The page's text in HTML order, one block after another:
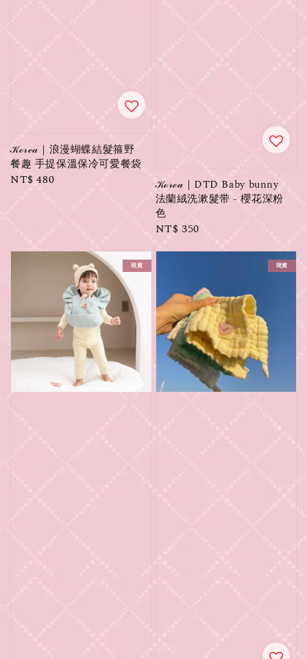
𝒦ℴ𝓇ℯ𝒶｜浪漫蝴蝶結髮箍野
餐趣 手提保溫保冷可愛餐袋
Regular
NT$ 480
𝒦ℴ𝓇ℯ𝒶｜DTD Baby bunny
法蘭絨洗漱髮带 - 櫻花深粉
色
Regular
NT$ 350
現貨 現貨